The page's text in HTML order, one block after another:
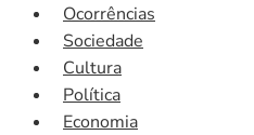
Ocorrências
Sociedade
Cultura
Política
Economia